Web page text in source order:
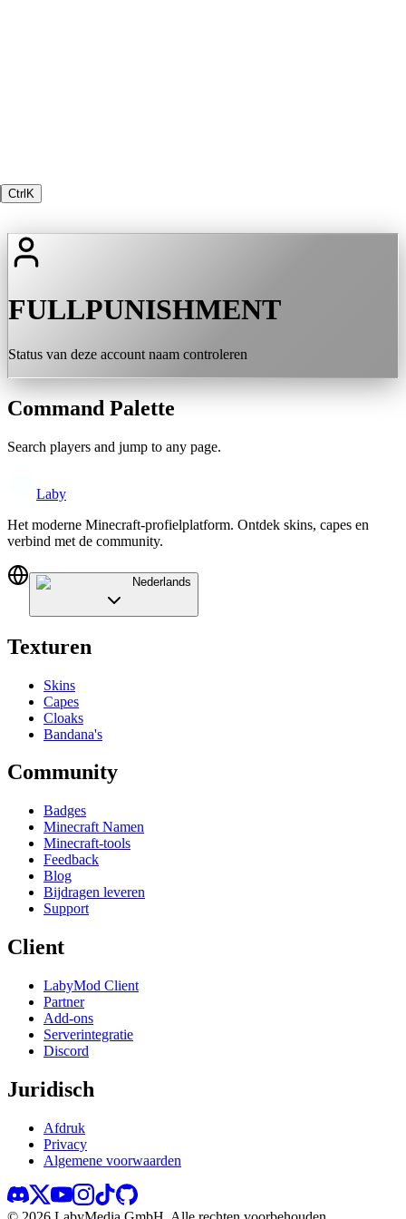
Ctrl K
FULLPUNISHMENT
Status van deze account naam controleren
Command Palette
Search players and jump to any page.
Laby
Het moderne Minecraft-profielplatform. Ontdek skins, capes en
verbind met de community.
Nederlands
Texturen
Skins
Capes
Cloaks
Bandana's
Community
Badges
Minecraft Namen
Minecraft-tools
Feedback
Blog
Bijdragen leveren
Support
Client
LabyMod Client
Partner
Add-ons
Serverintegratie
Discord
Juridisch
Afdruk
Privacy
Algemene voorwaarden